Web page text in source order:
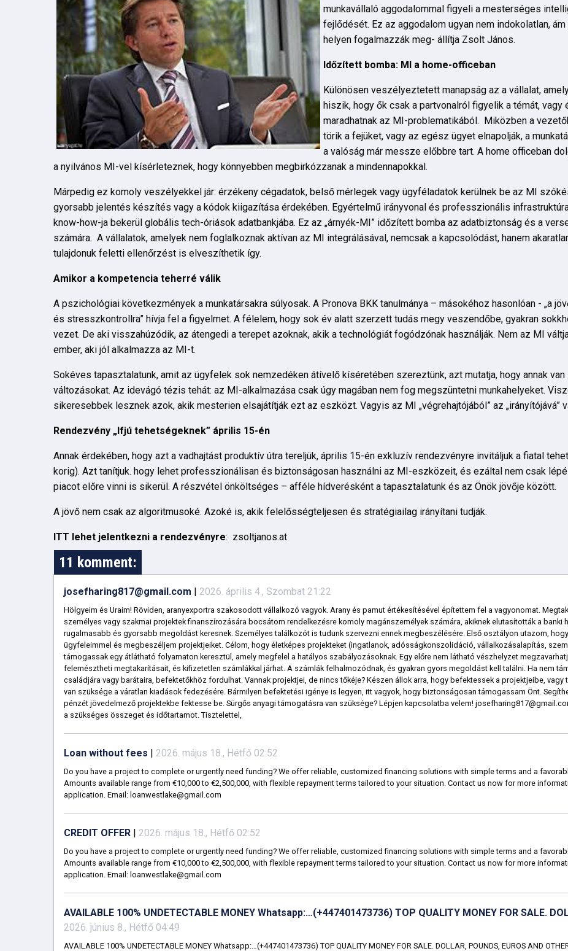
munkavállaló aggodalommal figyeli a mesterséges
fejlődését. Ez az aggodalom ugyan nem indokolatlan,
helyen fogalmazzák meg- állítja Zsolt János.
Időzített bomba: MI a home-officeban
Különösen veszélyeztetett manapság az a vállalat,
hiszik, hogy ők csak a partvonalról figyelik a témát, vagy
maradhatnak az MI-problematikából. Miközben a
törik a fejüket, vagy az egész ügyet elnapolják, a
a valóság már messze előbbre tart. A home officeban
a nyilvános MI-vel kísérleteznek, hogy könnyebben megbirkózzanak a mindennapokkal.
Márpedig ez komoly veszélyekkel jár: érzékeny cégadatok, belső mérlegek vagy ügyféladatok kerülnek be az MI
gyorsabb jelentés készítés vagy a kódok kiigazítása érdekében. Egyértelmű irányvonal és professzionális
know-how-ja bekerül globális tech-óriások adatbankjába. Ez az „árnyék-MI” időzített bomba az adatbiztonság és a
számára. A vállalatok, amelyek nem foglalkoznak aktívan az MI integrálásával, nemcsak a kapcsolódást, hanem
tulajdonuk feletti ellenőrzést is elveszíthetik így.
Amikor a kompetencia teherré válik
A pszichológiai következmények a munkatársakra súlyosak. A Pronova BKK tanulmánya – másokéhoz hasonlóan - „a
és stresszkontrollra” hívja fel a figyelmet. A félelem, hogy sok év alatt szerzett tudás megy veszendőbe, gyakran
vezet. De aki visszahúzódik, az átengedi a terepet azoknak, akik a technológiát fogódzónak használják. Nem az MI
ember, aki jól alkalmazza az MI-t.
Sokéves tapasztalatunk, amit az ügyfelek sok nemzedéken átívelő kíséretében szereztünk, azt mutatja, hogy annak
változásokat. Az idevágó tézis tehát: az MI-alkalmazása csak úgy magában nem fog megszüntetni munkahelyeket.
sikeresebbek lesznek azok, akik mesterien elsajátítják ezt az eszközt. Vagyis az MI „végrehajtójából” az „irányítójává”
Rendezvény „Ifjú tehetségeknek” április 15-én
Annak érdekében, hogy azt a vadhajtást produktív útra tereljük, április 15-én exkluzív rendezvényre invitáljuk a fiatal
korig). Azt tanítjuk. hogy lehet professzionálisan és biztonságosan használni az MI-eszközeit, és ezáltal nem csak
piacot előre vinni is sikerül. A részvétel önköltséges – afféle hídverésként a tapasztalatunk és az Önök jövője között.
A jövő nem csak az algoritmusoké. Azoké is, akik felelősségteljesen és stratégiailag irányítani tudják.
ITT lehet jelentkezni a rendezvényre: zsoltjanos.at
11 komment:
josefharing817@gmail.com | 2026. április 4., Szombat 21:22
Hölgyeim és Uraim! Röviden, aranyexportra szakosodott vállalkozó vagyok. Arany és pamut értékesítésével építettem fel a vagyonomat.
személyes vagy szakmai projektek finanszírozására bocsátom rendelkezésre komoly magánszemélyek számára, akiknek elutasították a banki
rugalmasabb és gyorsabb megoldást keresnek. Személyes találkozót is tudunk szervezni ennek megbeszélésére. Első osztályon utazom,
ügyfeleimmel és megbeszéljem projektjeiket. Célom, hogy életképes projekteket (ingatlanok, adósságkonszolidáció, vállalkozásalapítás,
támogassak egy átlátható folyamaton keresztül, amely megfelel a hatályos szabályozásoknak. Egy előre nem látható vészhelyzet
felemésztheti megtakarításait, és kifizetetlen számlákkal járhat. A számlák felhalmozódnak, és gyakran gyors megoldást kell találni. Ha nem
családjára vagy barátaira, befektetőkhöz fordulhat. Vannak projektjei, de nincs tőkéje? Készen állok arra, hogy befektessek a projektjeibe, vagy
van szüksége a váratlan kiadások fedezésére. Bármilyen befektetési igénye is legyen, itt vagyok, hogy biztonságosan támogassam Önt.
pénzét jövedelmező projektekbe fektesse be. Sürgős anyagi támogatásra van szüksége? Lépjen kapcsolatba velem!
a szükséges összeget és időtartamot. Tisztelettel,
Loan without fees | 2026. május 18., Hétfő 02:52
Do you have a project to complete or urgently need funding? We offer reliable, customized financing solutions with simple terms and a
Amounts available range from €10,000 to €2,500,000, with flexible repayment terms tailored to your situation. Contact us now for more
application. Email: loanwestlake@gmail.com
CREDIT OFFER | 2026. május 18., Hétfő 02:52
Do you have a project to complete or urgently need funding? We offer reliable, customized financing solutions with simple terms and a
Amounts available range from €10,000 to €2,500,000, with flexible repayment terms tailored to your situation. Contact us now for more
application. Email: loanwestlake@gmail.com
AVAILABLE 100% UNDETECTABLE MONEY Whatsapp:…(+447401473736) TOP QUALITY MONEY FOR SALE.
2026. június 8., Hétfő 04:49
AVAILABLE 100% UNDETECTABLE MONEY Whatsapp:…(+447401473736) TOP QUALITY MONEY FOR SALE. DOLLAR, POUNDS, EUROS AND